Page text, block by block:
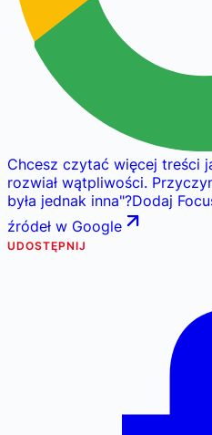
Chcesz czytać więcej treści
rozwiał wątpliwości.
była jednak inna"?Dodaj
źródeł w Google
UDOSTĘPNIJ